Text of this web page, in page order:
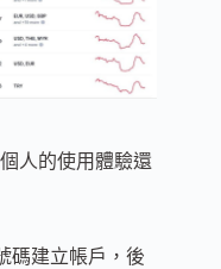
人的使用體驗還
碼建立帳戶，後